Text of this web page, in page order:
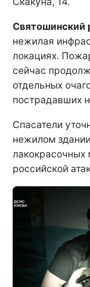
Святошинский
нежилая
локациях.
сейчас
отдельных
пострадавших
Спасатели
нежилом
лакокрасочных
российской